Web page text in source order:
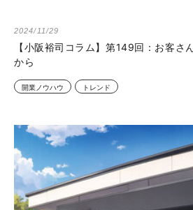
2024/11/29
【小阪裕司コラム】第149回：お客さ
から
開業ノウハウ トレンド